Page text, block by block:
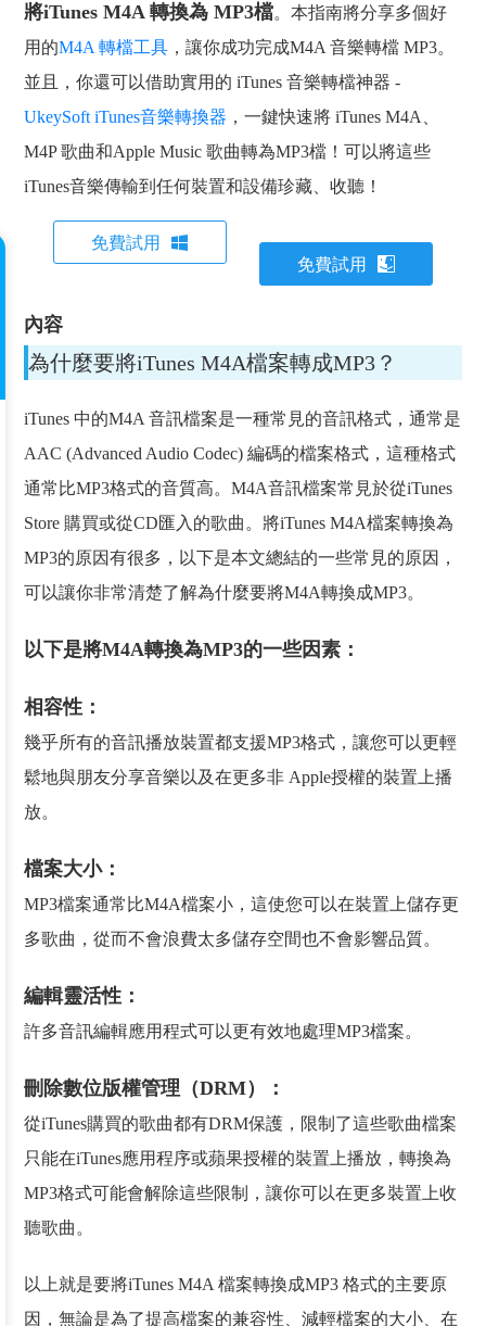
將iTunes M4A 轉換為 MP3檔。本指南將分享多個好
用的M4A 轉檔工具 ，讓你成功完成M4A 音樂轉檔 MP3。
並且，你還可以借助實用的 iTunes 音樂轉檔神器 -
UkeySoft iTunes音樂轉換器 ，一鍵快速將 iTunes M4A、
M4P 歌曲和Apple Music 歌曲轉為MP3檔！可以將這些
iTunes音樂傳輸到任何裝置和設備珍藏、收聽！
免費試用
免費試用
內容
為什麼要將iTunes M4A檔案轉成MP3？
iTunes 中的M4A 音訊檔案是一種常見的音訊格式，通常是
AAC (Advanced Audio Codec) 編碼的檔案格式，這種格式
通常比MP3格式的音質高。M4A音訊檔案常見於從iTunes
Store 購買或從CD匯入的歌曲。將iTunes M4A檔案轉換為
MP3的原因有很多，以下是本文總結的一些常見的原因，
可以讓你非常清楚了解為什麼要將M4A轉換成MP3。
以下是將M4A轉換為MP3的一些因素：
相容性：
幾乎所有的音訊播放裝置都支援MP3格式，讓您可以更輕
鬆地與朋友分享音樂以及在更多非 Apple授權的裝置上播
放。
檔案大小：
MP3檔案通常比M4A檔案小，這使您可以在裝置上儲存更
多歌曲，從而不會浪費太多儲存空間也不會影響品質。
編輯靈活性：
許多音訊編輯應用程式可以更有效地處理MP3檔案。
刪除數位版權管理（DRM）：
從iTunes購買的歌曲都有DRM保護，限制了這些歌曲檔案
只能在iTunes應用程序或蘋果授權的裝置上播放，轉換為
MP3格式可能會解除這些限制，讓你可以在更多裝置上收
聽歌曲。
以上就是要將iTunes M4A 檔案轉換成MP3 格式的主要原
因，無論是為了提高檔案的兼容性、減輕檔案的大小、在